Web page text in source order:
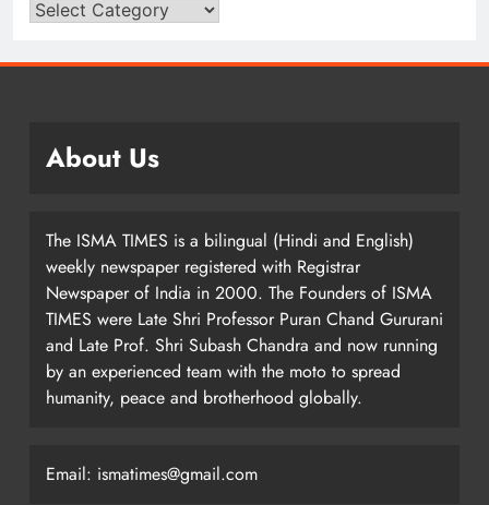
About Us
The ISMA TIMES is a bilingual (Hindi and English)
weekly newspaper registered with Registrar
Newspaper of India in 2000. The Founders of ISMA
TIMES were Late Shri Professor Puran Chand Gururani
and Late Prof. Shri Subash Chandra and now running
by an experienced team with the moto to spread
humanity, peace and brotherhood globally.
Email: ismatimes@gmail.com